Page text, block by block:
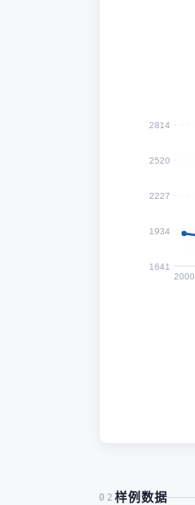
2814
2520
2227
1934
1641
2000
02 样例数据